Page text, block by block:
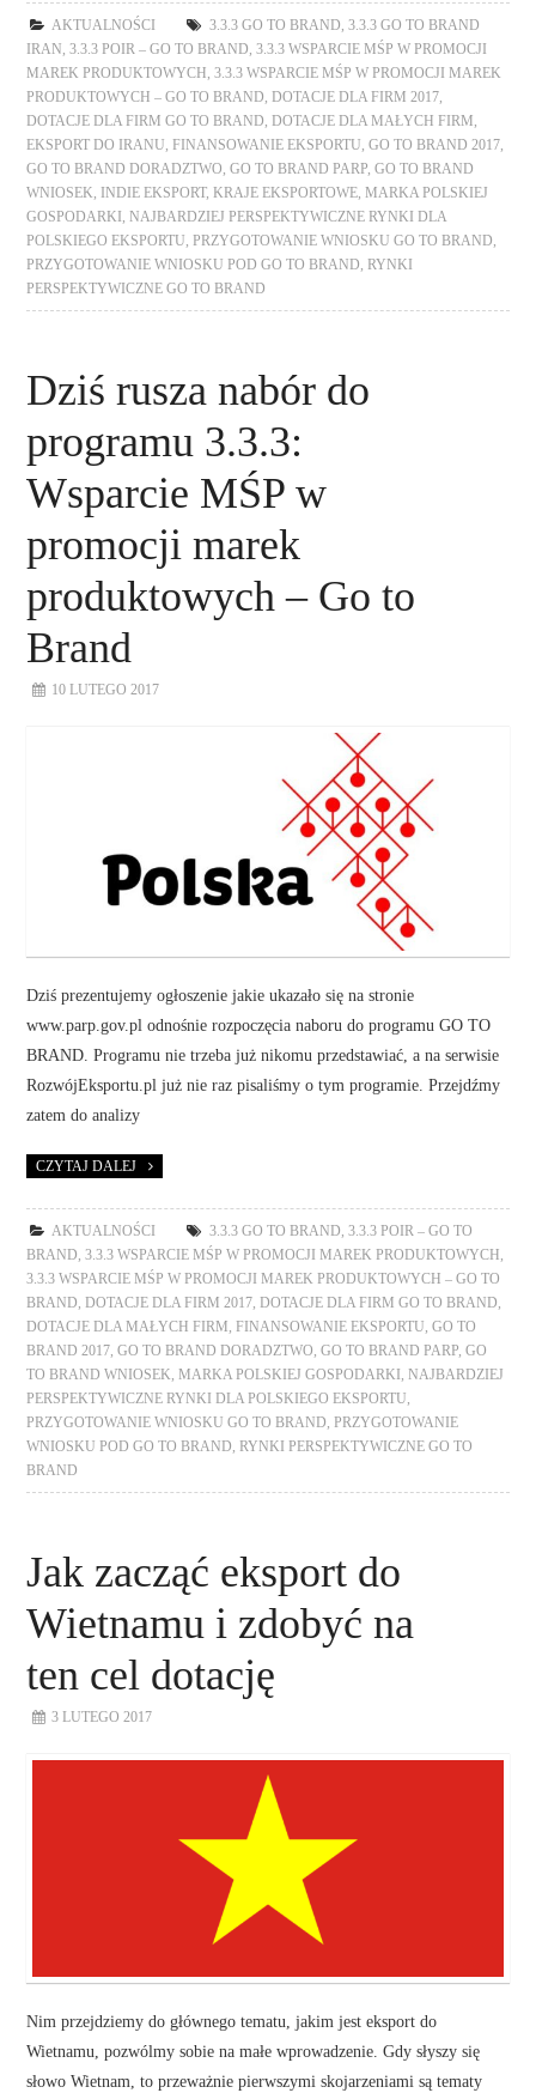
AKTUALNOŚCI 3.3.3 GO TO BRAND ,3.3.3 GO TO BRAND
IRAN ,3.3.3 POIR – GO TO BRAND ,3.3.3 WSPARCIE MŚP W PROMOCJI
MAREK PRODUKTOWYCH ,3.3.3 WSPARCIE MŚP W PROMOCJI MAREK
PRODUKTOWYCH – GO TO BRAND ,DOTACJE DLA FIRM 2017
DOTACJE DLA FIRM GO TO BRAND ,DOTACJE DLA MAŁYCH FIRM
EKSPORT DO IRANU ,FINANSOWANIE EKSPORTU ,GO TO BRAND 2017
GO TO BRAND DORADZTWO ,GO TO BRAND PARP ,GO TO BRAND
WNIOSEK
INDIE EKSPORT,KRAJE EKSPORTOWE ,MARKA POLSKIEJ
GOSPODARKI
,NAJBARDZIEJ PERSPEKTYWICZNE RYNKI DLA
POLSKIEGO EKSPORTU ,PRZYGOTOWANIE WNIOSKU GO TO BRAND
PRZYGOTOWANIE WNIOSKU POD GO TO BRAND ,RYNKI
PERSPEKTYWICZNE GO TO BRAND
Dziś rusza nabór do
programu 3.3.3:
Wsparcie MŚP w
promocji marek
produktowych – Go to
Brand
10 LUTEGO 2017
Dziś prezentujemy ogłoszenie jakie ukazało się na stronie
www.parp.gov.pl odnośnie rozpoczęcia naboru do programu GO TO
BRAND. Programu nie trzeba już nikomu przedstawiać, a na serwisie
RozwójEksportu.pl już nie raz pisaliśmy o tym programie. Przejdźmy
zatem do analizy
CZYTAJ DALEJ
AKTUALNOŚCI 3.3.3 GO TO BRAND ,3.3.3 POIR – GO TO
BRAND ,3.3.3 WSPARCIE MŚP W PROMOCJI MAREK PRODUKTOWYCH
3.3.3 WSPARCIE MŚP W PROMOCJI MAREK PRODUKTOWYCH – GO TO
BRAND ,DOTACJE DLA FIRM 2017 ,DOTACJE DLA FIRM GO TO BRAND
DOTACJE DLA MAŁYCH FIRM ,FINANSOWANIE EKSPORTU ,GO TO
BRAND 2017 ,GO TO BRAND DORADZTWO ,GO TO BRAND PARP ,GO
TO BRAND WNIOSEK ,MARKA POLSKIEJ GOSPODARKI ,NAJBARDZIEJ
PERSPEKTYWICZNE RYNKI DLA POLSKIEGO EKSPORTU
PRZYGOTOWANIE WNIOSKU GO TO BRAND ,PRZYGOTOWANIE
WNIOSKU POD GO TO BRAND ,RYNKI PERSPEKTYWICZNE GO TO
BRAND
Jak zacząć eksport do
Wietnamu i zdobyć na
ten cel dotację
3 LUTEGO 2017
Nim przejdziemy do głównego tematu, jakim jest eksport do
Wietnamu, pozwólmy sobie na małe wprowadzenie. Gdy słyszy się
słowo Wietnam, to przeważnie pierwszymi skojarzeniami są tematy